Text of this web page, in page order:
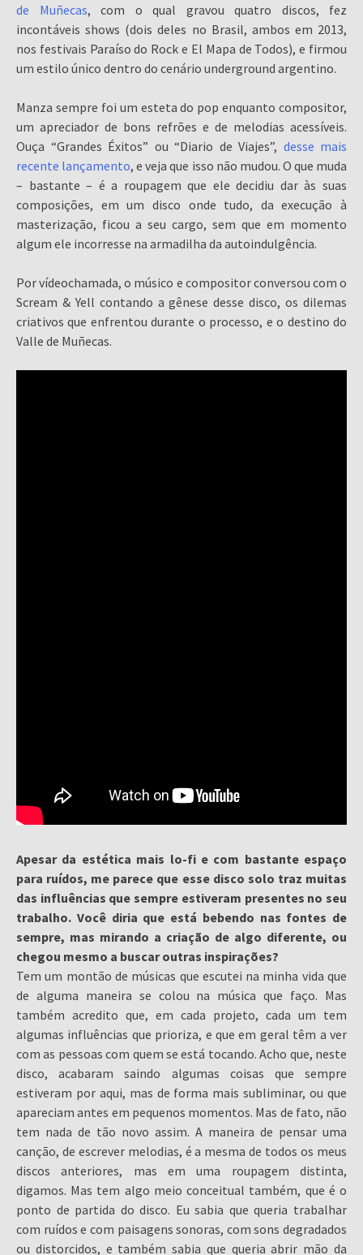
de Muñecas, com o qual gravou quatro discos, fez
incontáveis shows (dois deles no Brasil, ambos em 2013,
nos festivais Paraíso do Rock e El Mapa de Todos), e firmou
um estilo único dentro do cenário underground argentino.
Manza sempre foi um esteta do pop enquanto compositor,
um apreciador de bons refrões e de melodias acessíveis.
Ouça “Grandes Éxitos” ou “Diario de Viajes”, desse mais
recente lançamento, e veja que isso não mudou. O que muda
– bastante – é a roupagem que ele decidiu dar às suas
composições, em um disco onde tudo, da execução à
masterização, ficou a seu cargo, sem que em momento
algum ele incorresse na armadilha da autoindulgência.
Por vídeochamada, o músico e compositor conversou com o
Scream & Yell contando a gênese desse disco, os dilemas
criativos que enfrentou durante o processo, e o destino do
Valle de Muñecas.
Apesar da estética mais lo-fi e com bastante espaço
para ruídos, me parece que esse disco solo traz muitas
das influências que sempre estiveram presentes no seu
trabalho. Você diria que está bebendo nas fontes de
sempre, mas mirando a criação de algo diferente, ou
chegou mesmo a buscar outras inspirações?
Tem um montão de músicas que escutei na minha vida que
de alguma maneira se colou na música que faço. Mas
também acredito que, em cada projeto, cada um tem
algumas influências que prioriza, e que em geral têm a ver
com as pessoas com quem se está tocando. Acho que, neste
disco, acabaram saindo algumas coisas que sempre
estiveram por aqui, mas de forma mais subliminar, ou que
apareciam antes em pequenos momentos. Mas de fato, não
tem nada de tão novo assim. A maneira de pensar uma
canção, de escrever melodias, é a mesma de todos os meus
discos anteriores, mas em uma roupagem distinta,
digamos. Mas tem algo meio conceitual também, que é o
ponto de partida do disco. Eu sabia que queria trabalhar
com ruídos e com paisagens sonoras, com sons degradados
ou distorcidos, e também sabia que queria abrir mão da